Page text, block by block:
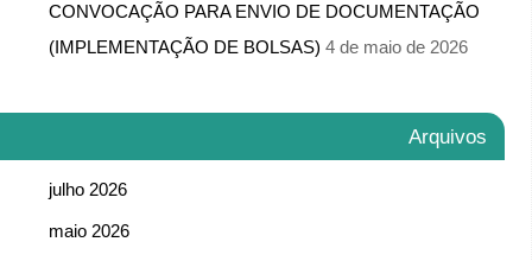
CONVOCAÇÃO PARA ENVIO DE DOCUMENTAÇÃO
(IMPLEMENTAÇÃO DE BOLSAS) 4 de maio de 2026
Arquivos
julho 2026
maio 2026